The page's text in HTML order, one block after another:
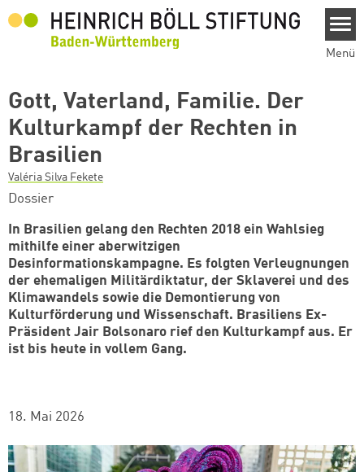
Menü
Gott, Vaterland, Familie. Der
Kulturkampf der Rechten in
Brasilien
Valéria Silva Fekete
Dossier
In Brasilien gelang den Rechten 2018 ein Wahlsieg
mithilfe einer aberwitzigen
Desinformationskampagne. Es folgten Verleugnungen
der ehemaligen Militärdiktatur, der Sklaverei und des
Klimawandels sowie die Demontierung von
Kulturförderung und Wissenschaft. Brasiliens Ex-
Präsident Jair Bolsonaro rief den Kulturkampf aus. Er
ist bis heute in vollem Gang.
18. Mai 2026